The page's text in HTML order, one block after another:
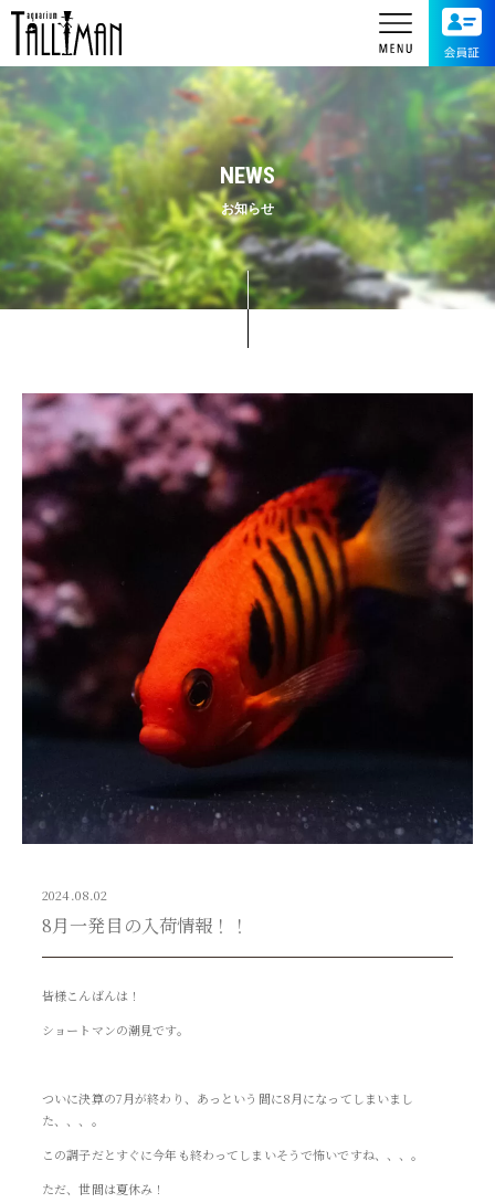
NEWS
お知らせ
2024.08.02
8月一発目の入荷情報！！
皆様こんばんは！
ショートマンの潮見です。
ついに決算の7月が終わり、あっという間に8月になってしまいまし
た、、、。
この調子だとすぐに今年も終わってしまいそうで怖いですね、、、。
ただ、世間は夏休み！